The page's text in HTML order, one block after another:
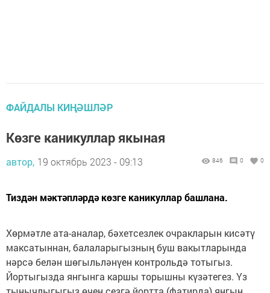
ФАЙДАЛЫ КИҢӘШЛӘР
Көзге каникуллар якыная
автор, 19 октябрь 2023 - 09:13 846 0 0
Тиздән мәктәпләрдә көзге каникуллар башлана.
Хөрмәтле ата-аналар, бәхетсезлек очракларын кисәтү
максатыннан, балаларыгызның буш вакытларында
нәрсә белән шөгыльләнүен контрольдә тотыгыз.
Йортыгызда янгынга каршы торышны күзәтегез. Үз